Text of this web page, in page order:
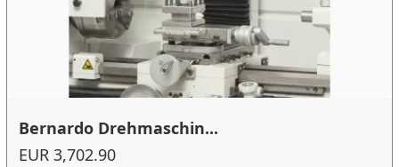
Bernardo Drehmaschin...
EUR 3,702.90